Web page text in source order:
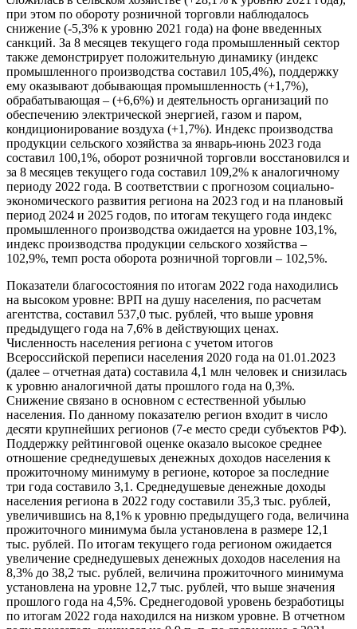
при этом по обороту розничной торговли наблюдалось
снижение (-5,3% к уровню 2021 года) на фоне введенных
санкций. За 8 месяцев текущего года промышленный сектор
также демонстрирует положительную динамику (индекс
промышленного производства составил 105,4%), поддержку
ему оказывают добывающая промышленность (+1,7%),
обрабатывающая – (+6,6%) и деятельность организаций по
обеспечению электрической энергией, газом и паром,
кондиционирование воздуха (+1,7%). Индекс производства
продукции сельского хозяйства за январь-июнь 2023 года
составил 100,1%, оборот розничной торговли восстановился и
за 8 месяцев текущего года составил 109,2% к аналогичному
периоду 2022 года. В соответствии с прогнозом социально-
экономического развития региона на 2023 год и на плановый
период 2024 и 2025 годов, по итогам текущего года индекс
промышленного производства ожидается на уровне 103,1%,
индекс производства продукции сельского хозяйства –
102,9%, темп роста оборота розничной торговли – 102,5%.
Показатели благосостояния по итогам 2022 года находились
на высоком уровне: ВРП на душу населения, по расчетам
агентства, составил 537,0 тыс. рублей, что выше уровня
предыдущего года на 7,6% в действующих ценах.
Численность населения региона с учетом итогов
Всероссийской переписи населения 2020 года на 01.01.2023
(далее – отчетная дата) составила 4,1 млн человек и снизилась
к уровню аналогичной даты прошлого года на 0,3%.
Снижение связано в основном с естественной убылью
населения. По данному показателю регион входит в число
десяти крупнейших регионов (7-е место среди субъектов РФ).
Поддержку рейтинговой оценке оказало высокое среднее
отношение среднедушевых денежных доходов населения к
прожиточному минимуму в регионе, которое за последние
три года составило 3,1. Среднедушевые денежные доходы
населения региона в 2022 году составили 35,3 тыс. рублей,
увеличившись на 8,1% к уровню предыдущего года, величина
прожиточного минимума была установлена в размере 12,1
тыс. рублей. По итогам текущего года регионом ожидается
увеличение среднедушевых денежных доходов населения на
8,3% до 38,2 тыс. рублей, величина прожиточного минимума
установлена на уровне 12,7 тыс. рублей, что выше значения
прошлого года на 4,5%. Среднегодовой уровень безработицы
по итогам 2022 года находился на низком уровне. В отчетном